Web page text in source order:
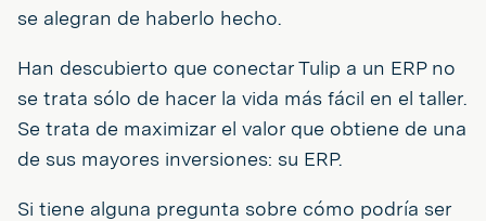
se alegran de haberlo hecho.
Han descubierto que conectar Tulip a un ERP no
se trata sólo de hacer la vida más fácil en el taller.
Se trata de maximizar el valor que obtiene de una
de sus mayores inversiones: su ERP.
Si tiene alguna pregunta sobre cómo podría ser